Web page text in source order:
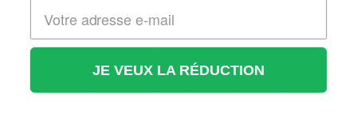
Utiliser un moule à crêpes :Pour des crêpes
parfaitement rondes et régulières, utilisez un
moule à crêpes comme ceux-ci :moules à
pancakes en silicone multi-formes
moules vont vous aider à obtenir des crêpes
JE VEUX LA RÉDUCTION